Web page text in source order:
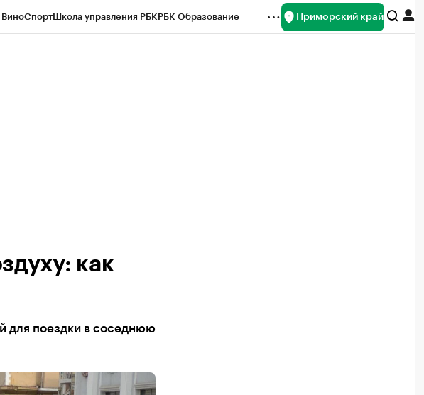
ВиноСпортШкола управления РБКРБК Образование Приморский край
как
для поездки в соседнюю